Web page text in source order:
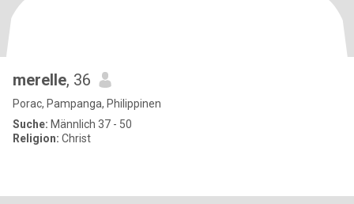
merelle, 36
Porac, Pampanga, Philippinen
Suche: Männlich 37 - 50
Religion: Christ